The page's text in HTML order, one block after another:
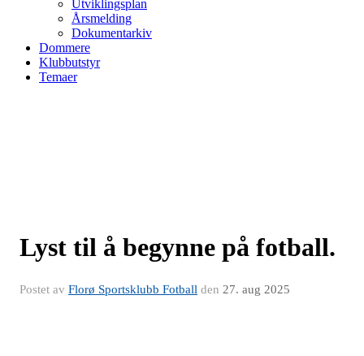
Utviklingsplan
Årsmelding
Dokumentarkiv
Dommere
Klubbutstyr
Temaer
Lyst til å begynne på fotball.
Postet av Florø Sportsklubb Fotball den 27. aug 2025